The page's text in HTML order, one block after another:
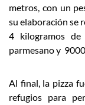
metros, con un
su elaboración se
4 kilogramos de
parmesano y
Al final, la pizza
refugios para